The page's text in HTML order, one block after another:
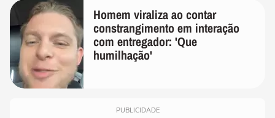
Homem viraliza ao contar
constrangimento em interação
com entregador: 'Que
humilhação'
PUBLICIDADE